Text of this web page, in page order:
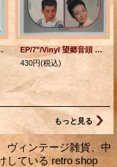
King ピンナップ付。
EP/7"/Vinyl 望郷音頭 都はるみ・大川栄策 日本総踊り 都はるみ・大川栄策・円山京子・一文字辰也 (1972) COLOMBIA
430円(税込)
もっと見る
ヴィンテージ雑貨、中
している retro shop